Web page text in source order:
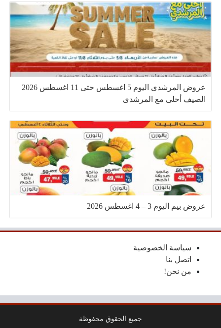
عروض المرشدى اليوم 5 اغسطس حتى 11 اغسطس 2026
الصيف أحلى مع المرشدى
عروض بيم اليوم 3 – 4 اغسطس 2026
سياسة الخصوصية
اتصل بنا
من نحن!
جميع الحقوق محفوظة